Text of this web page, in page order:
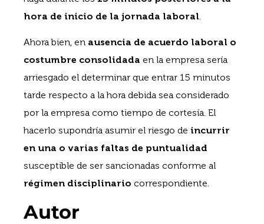
hora de inicio de la jornada laboral
Ahora bien, en ausencia de acuerdo laboral o
costumbre consolidada en la empresa sería
arriesgado el determinar que entrar 15 minutos
tarde respecto a la hora debida sea considerado
por la empresa como tiempo de cortesía. El
hacerlo supondría asumir el riesgo de incurrir
en una o varias faltas de puntualidad
susceptible de ser sancionadas conforme al
régimen disciplinario correspondiente.
Autor